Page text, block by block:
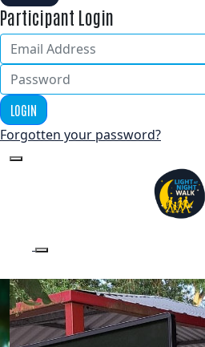
Participant Login
LOGIN
Forgotten your password?